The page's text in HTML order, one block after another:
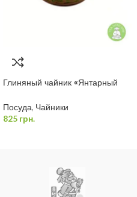
Глиняный чайник «Янтарный
Посуда, Чайники
825 грн.